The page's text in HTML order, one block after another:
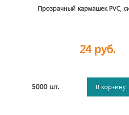
Прозрачный кармашек PVC,
24 руб.
5000 шт. В корзину